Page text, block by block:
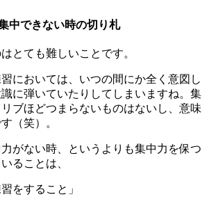
中できない時の切り札
とても難しいことです。
においては、いつの間にか全く意図し
に弾いていたりしてしまいますね。集
ブほどつまらないものはないし、意味
（笑）。
がない時、というよりも集中力を保つ
ることは、
をすること」